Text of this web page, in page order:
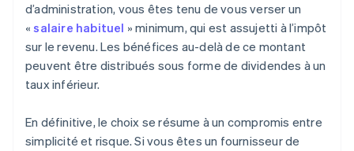
d’administration, vous êtes tenu de vous verser un
«salaire habituel » minimum, qui est assujetti à l’impôt
sur le revenu. Les bénéfices au-delà de ce montant
peuvent être distribués sous forme de dividendes à un
taux inférieur.
En définitive, le choix se résume à un compromis entre
simplicité et risque. Si vous êtes un fournisseur de